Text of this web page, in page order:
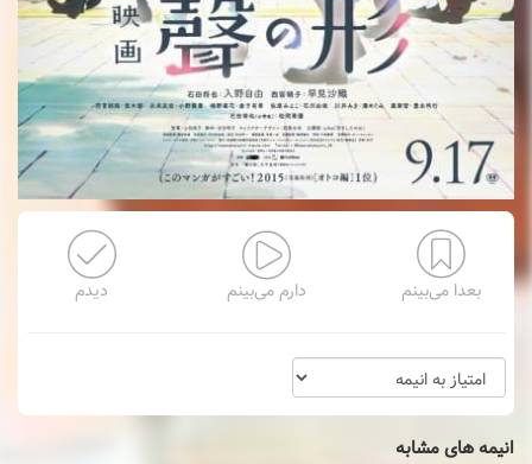
بعدا می‌بینم دارم می‌بینم دیدم
انیمه های مشابه